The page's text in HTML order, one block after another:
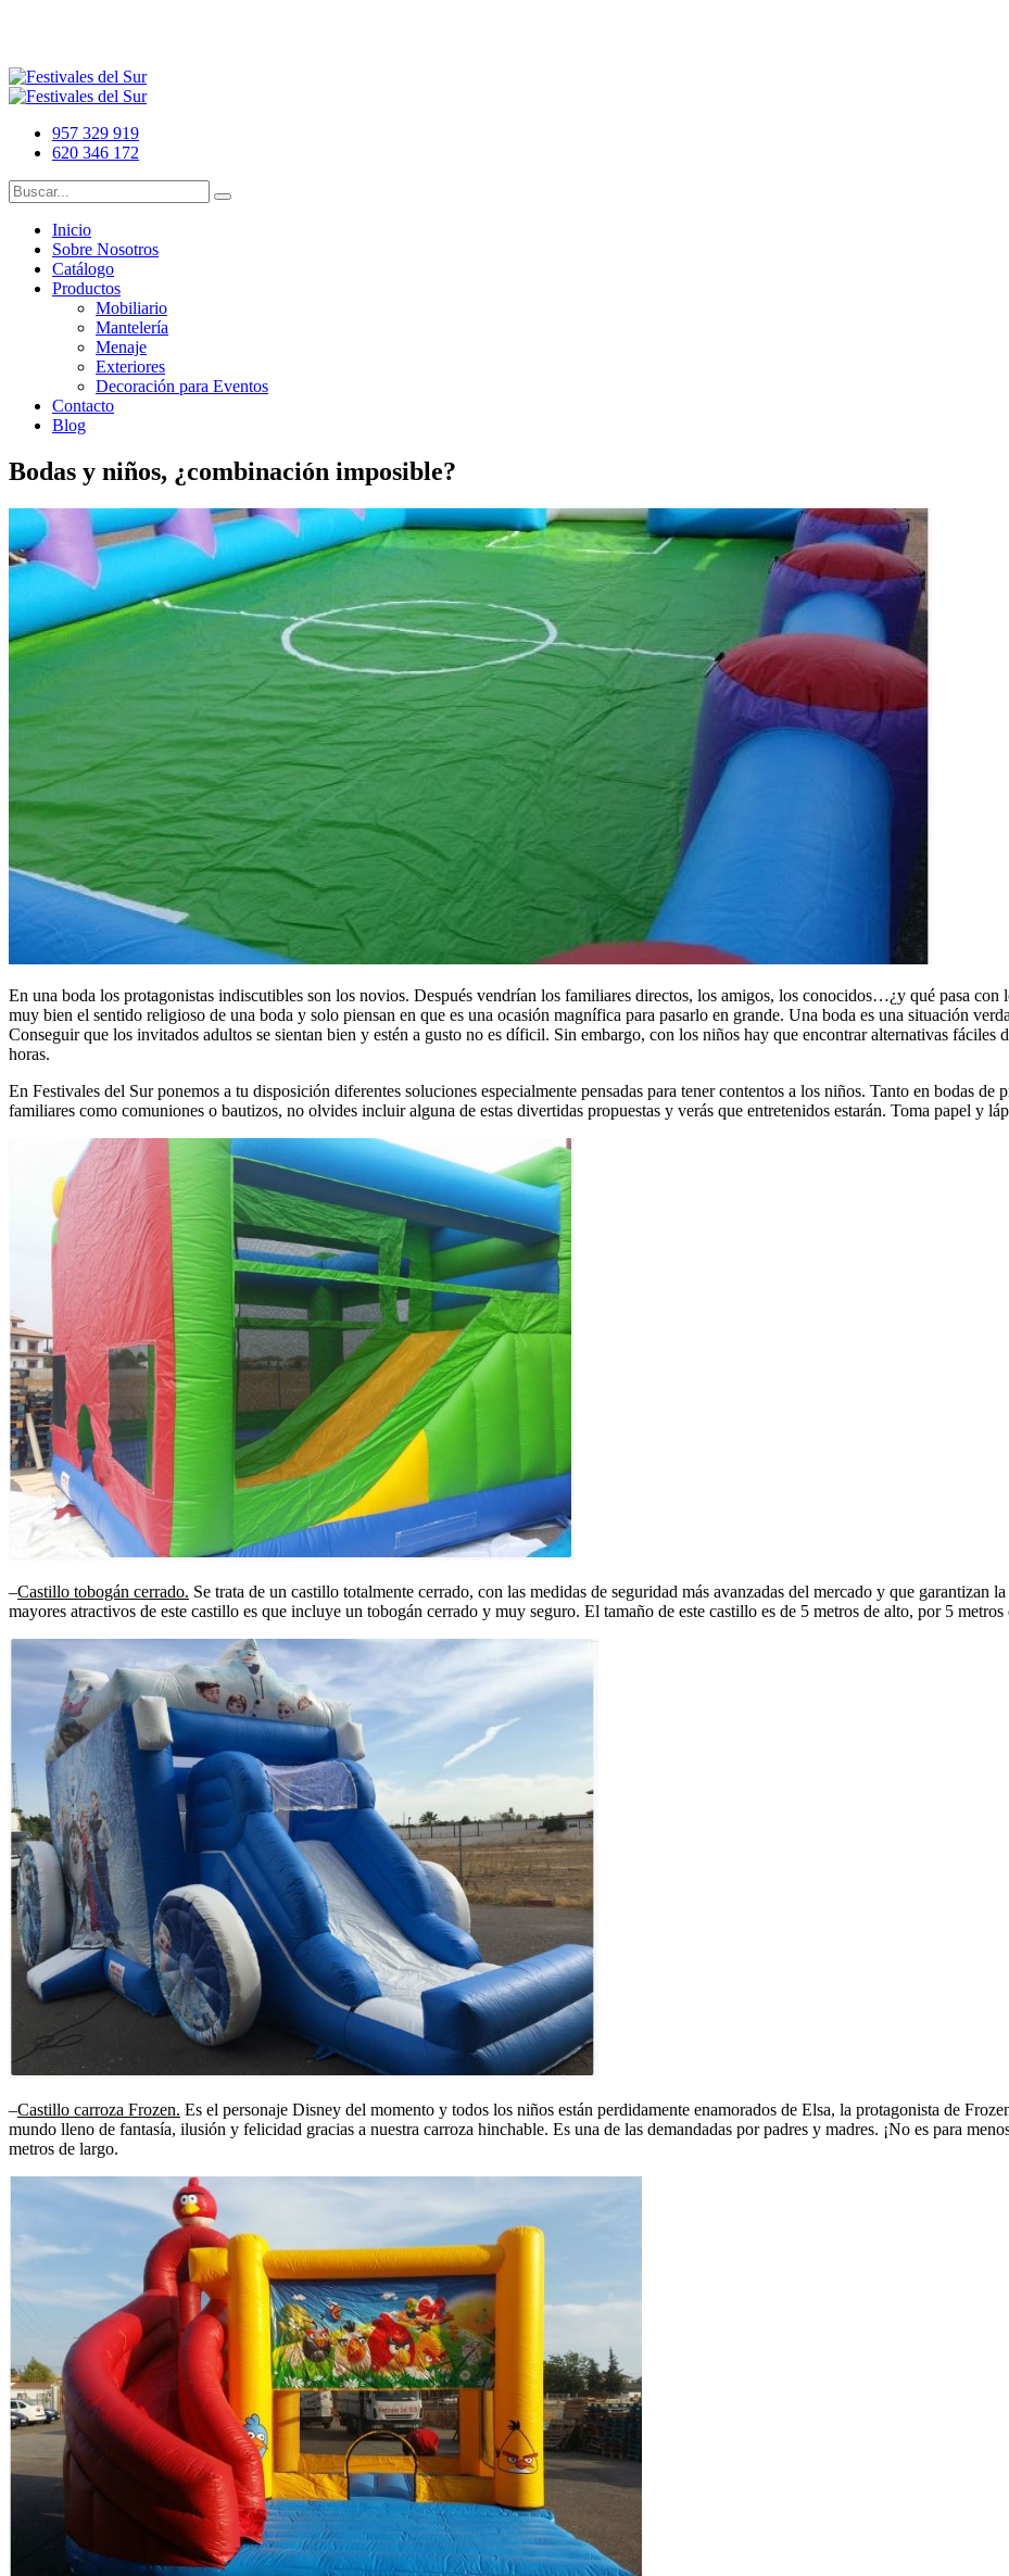
957 329 919
620 346 172
Inicio
Sobre Nosotros
Catálogo
Productos
Mobiliario
Mantelería
Menaje
Exteriores
Decoración para Eventos
Contacto
Blog
Bodas y niños, ¿combinación imposible?
En una boda los protagonistas indiscutibles son los novios. Después vendrían los familiares directos, los amigos, los conocidos…¿y qué pasa con
muy bien el sentido religioso de una boda y solo piensan en que es una ocasión magnífica para pasarlo en grande. Una boda es una situación
Conseguir que los invitados adultos se sientan bien y estén a gusto no es díficil. Sin embargo, con los niños hay que encontrar alternativas
horas.
En Festivales del Sur ponemos a tu disposición diferentes soluciones especialmente pensadas para tener contentos a los niños. Tanto en bodas
familiares como comuniones o bautizos, no olvides incluir alguna de estas divertidas propuestas y verás que entretenidos estarán. Toma papel y
–Castillo tobogán cerrado. Se trata de un castillo totalmente cerrado, con las medidas de seguridad más avanzadas del mercado y que
mayores atractivos de este castillo es que incluye un tobogán cerrado y muy seguro. El tamaño de este castillo es de 5 metros de alto, por 5
–Castillo carroza Frozen. Es el personaje Disney del momento y todos los niños están perdidamente enamorados de Elsa, la protagonista de
mundo lleno de fantasía, ilusión y felicidad gracias a nuestra carroza hinchable. Es una de las demandadas por padres y madres. ¡No es para
metros de largo.